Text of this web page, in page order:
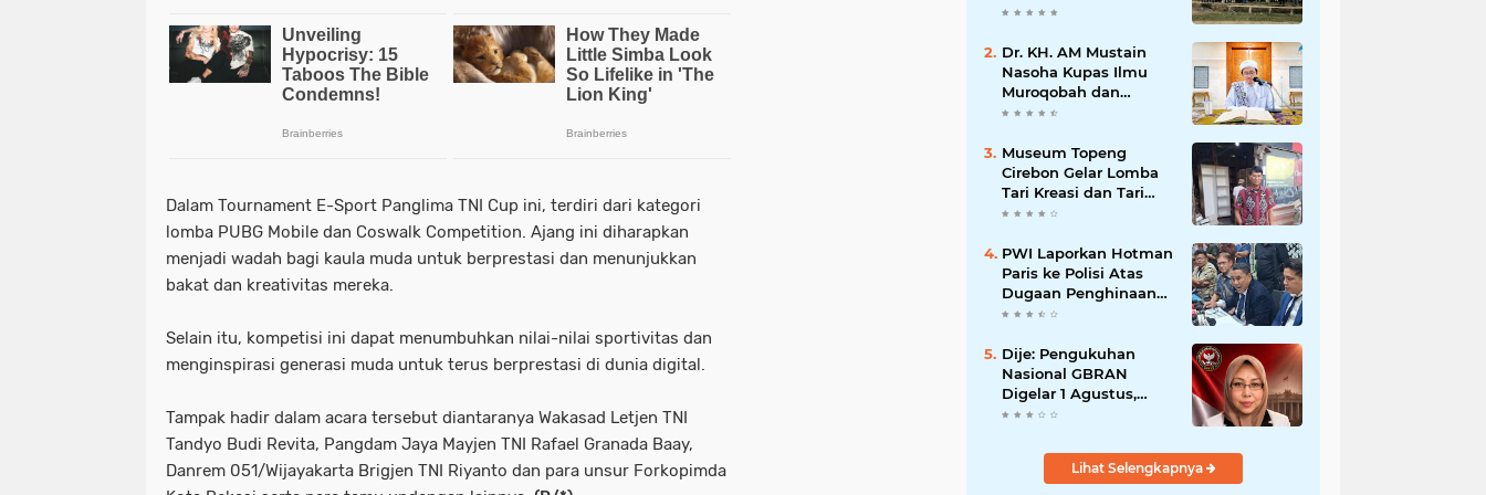
Dalam Tournament E-Sport Panglima TNI Cup ini, terdiri dari kategori
lomba PUBG Mobile dan Coswalk Competition. Ajang ini diharapkan
menjadi wadah bagi kaula muda untuk berprestasi dan menunjukkan
bakat dan kreativitas mereka.
Selain itu, kompetisi ini dapat menumbuhkan nilai-nilai sportivitas dan
menginspirasi generasi muda untuk terus berprestasi di dunia digital.
Tampak hadir dalam acara tersebut diantaranya Wakasad Letjen TNI
Tandyo Budi Revita, Pangdam Jaya Mayjen TNI Rafael Granada Baay,
Danrem 051/Wijayakarta Brigjen TNI Riyanto dan para unsur Forkopimda
Dr. KH. AM Mustain
Nasoha Kupas Ilmu
Muroqobah dan
Ma'rifatullah dalam
Ulumuddin
Museum Topeng
Cirebon Gelar Lomba
Tari Kreasi dan Tari
Topeng, Perebutkan
PWI Laporkan Hotman
Paris ke Polisi Atas
Dugaan Penghinaan
Profesi Wartawan
Dije: Pengukuhan
Nasional GBRAN
Digelar 1 Agustus,
Diikuti 38 DPD dan
Lihat Selengkapnya